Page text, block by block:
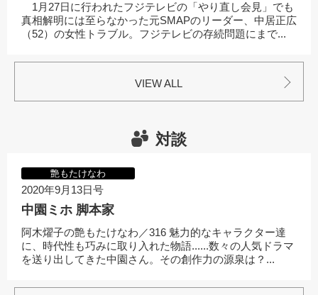
1月27日に行われたフジテレビの「やり直し会見」でも
真相解明には至らなかった元SMAPのリーダー、中居正広
（52）の女性トラブル。フジテレビの存続問題にまで...
VIEW ALL
対談
艶もたけなわ
2020年9月13日号
中園ミホ 脚本家
阿木燿子の艶もたけなわ／316 魅力的なキャラクター達
に、時代性も巧みに取り入れた物語......数々の人気ドラマ
を送り出してきた中園さん。その創作力の源泉は？...